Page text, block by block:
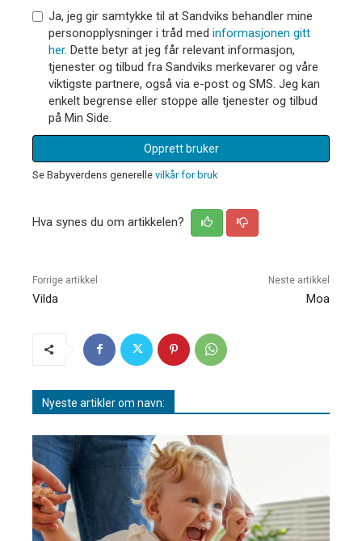
Ja, jeg gir samtykke til at Sandviks behandler mine
personopplysninger i tråd med informasjonen gitt
her. Dette betyr at jeg får relevant informasjon,
tjenester og tilbud fra Sandviks merkevarer og våre
viktigste partnere, også via e-post og SMS. Jeg kan
enkelt begrense eller stoppe alle tjenester og tilbud
på Min Side.
Opprett bruker
Se Babyverdens generelle vilkår for bruk
Hva synes du om artikkelen?
Forrige artikkel
Vilda
Neste artikkel
Moa
Nyeste artikler om navn: